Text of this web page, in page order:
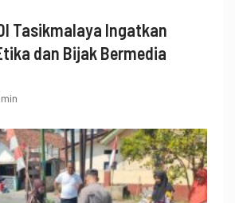
Tasikmalaya Ingatkan
dan Bijak Bermedia